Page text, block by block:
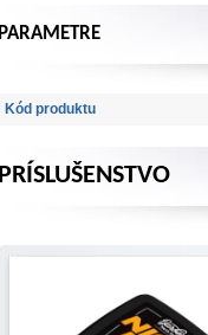
PARAMETRE
Kód produktu
PRÍSLUŠENSTVO